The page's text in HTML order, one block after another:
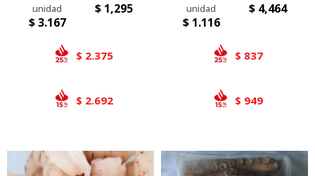
$3.167
$ 1,295
$ 2.375
$ 2.692
$ 1.116
$ 4,464
$ 837
$ 949